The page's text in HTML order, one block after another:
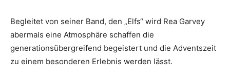
Begleitet von seiner Band, den „Elfs“ wird Rea Garvey
abermals eine Atmosphäre schaffen die
generationsübergreifend begeistert und die Adventszeit
zu einem besonderen Erlebnis werden lässt.